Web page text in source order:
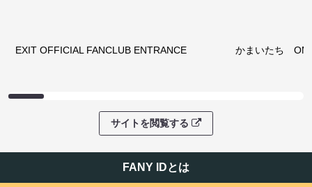
EXIT OFFICIAL FANCLUB ENTRANCE かまいたち
サイトを閲覧する
FANY IDとは